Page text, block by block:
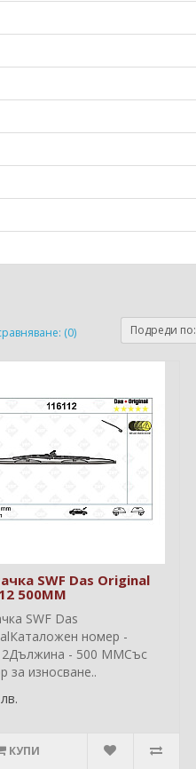
(0) Подреди по:
SWF Das Original
500MM
SWF Das
номер -
- 500 ММСъс
за износване..
КУПИ